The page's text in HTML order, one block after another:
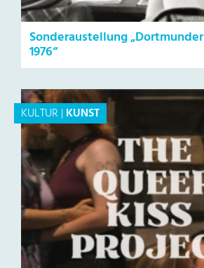
Sonderaustellung
1976“
KULTUR |KUNST